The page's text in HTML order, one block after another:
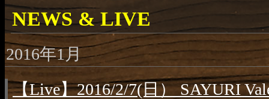
NEWS & LIVE
2016年1月
【Live】2016/2/7(日） SAYURI